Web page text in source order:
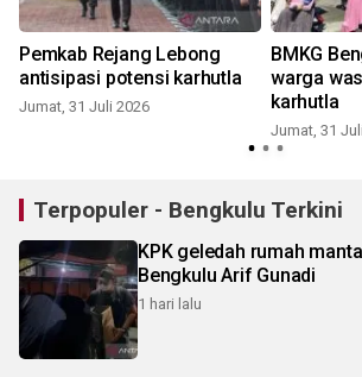
Pemkab Rejang Lebong
antisipasi potensi karhutla
Jumat, 31 Juli 2026
BMKG
warga
karhutla
Jumat, 31
Terpopuler - Bengkulu Terkini
KPK geledah rumah
Bengkulu Arif Gunadi
1 hari lalu